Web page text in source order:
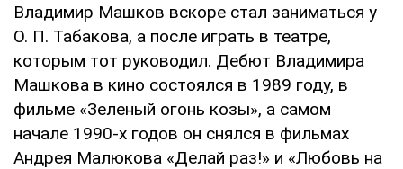
Владимир Машков вскоре стал заниматься у
О. П. Табакова, а после играть в театре,
которым тот руководил. Дебют Владимира
Машкова в кино состоялся в 1989 году, в
фильме «Зеленый огонь козы», а самом
начале 1990-х годов он снялся в фильмах
Андрея Малюкова «Делай раз!» и «Любовь на